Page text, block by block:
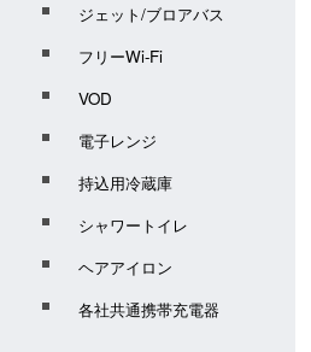
ジェット/ブロアバス
フリーWi-Fi
VOD
電子レンジ
持込用冷蔵庫
シャワートイレ
ヘアアイロン
各社共通携帯充電器